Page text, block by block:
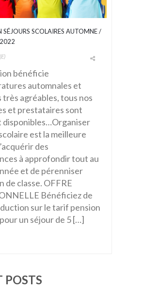
SCOLAIRES AUTOMNE /
bénéficie
automnales et
très agréables, tous nos
et prestataires sont
disponibles…Organiser
est la meilleure
des
à approfondir tout au
et de pérenniser
de classe. OFFRE
Bénéficiez de
sur le tarif pension
un séjour de 5 […]
POSTS